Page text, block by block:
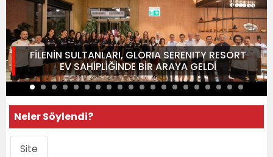
FİLENİN SULTANLARI, GLORIA SERENITY RESORT
EV SAHİPLİĞİNDE BİR ARAYA GELDİ
Neler Söylendi?
Site